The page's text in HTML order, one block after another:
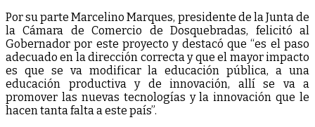
Por su parte Marcelino Marques, presidente de la Junta de
la Cámara de Comercio de Dosquebradas, felicitó al
Gobernador por este proyecto y destacó que “es el paso
adecuado en la dirección correcta y que el mayor impacto
es que se va modificar la educación pública, a una
educación productiva y de innovación, allí se va a
promover las nuevas tecnologías y la innovación que le
hacen tanta falta a este país”.